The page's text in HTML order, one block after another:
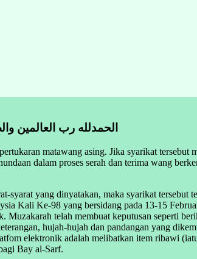
الحمدلله رب العالمين
matawang asing. Jika syarikat
dalam proses serah dan terima wang
yang dinyatakan, maka syarikat tersebut
Kali Ke-98 yang bersidang pada 13-15
telah membuat keputusan seperti
hujah-hujah dan pandangan yang
elektronik adalah melibatkan item ribawi
Bay al-Sarf.